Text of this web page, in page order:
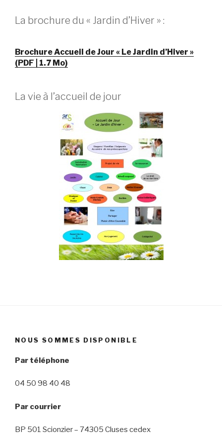
La brochure du « Jardin d’Hiver » :
Brochure Accueil de Jour « Le Jardin d’Hiver »
(PDF | 1.7 Mo)
La vie à l’accueil de jour
NOUS SOMMES DISPONIBLE
Par téléphone
04 50 98 40 48
Par courrier
BP 501 Scionzier – 74305 Cluses cedex